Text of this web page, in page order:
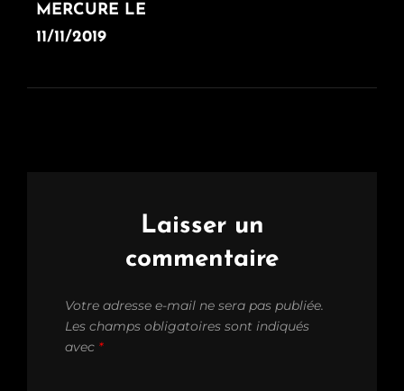
MERCURE LE
11/11/2019
Laisser un
commentaire
Votre adresse e-mail ne sera pas publiée.
Les champs obligatoires sont indiqués
avec *